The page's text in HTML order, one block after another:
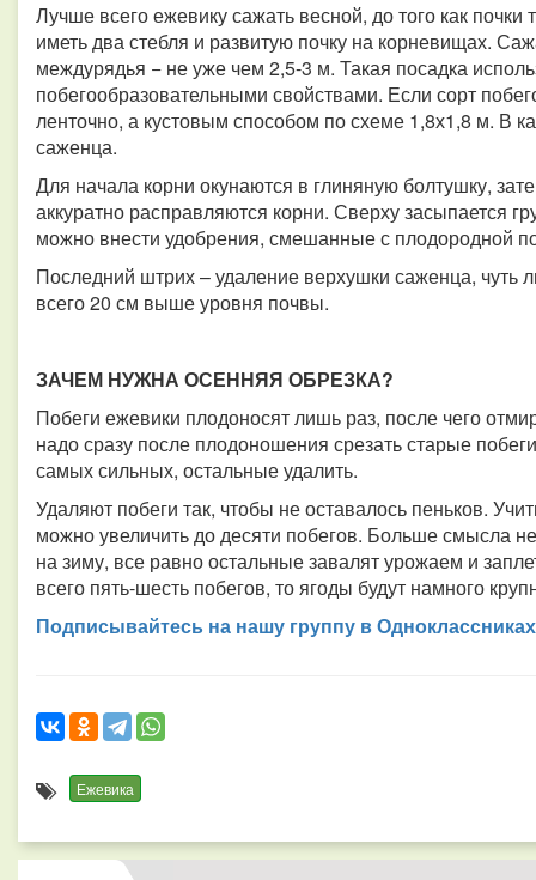
Лучше всего ежевику сажать весной, до того как
иметь два стебля и развитую почку на корневищах.
междурядья − не уже чем 2,5-3 м. Такая посадка
побегообразовательными свойствами. Если сорт
ленточно, а кустовым способом по схеме 1,8х1,8 м. В
саженца.
Для начала корни окунаются в глиняную болтушку,
аккуратно расправляются корни. Сверху засыпается
можно внести удобрения, смешанные с плодородной
Последний штрих – удаление верхушки саженца, чуть
всего 20 см выше уровня почвы.
ЗАЧЕМ НУЖНА ОСЕННЯЯ ОБРЕЗКА?
Побеги ежевики плодоносят лишь раз, после чего
надо сразу после плодоношения срезать старые
самых сильных, остальные удалить.
Удаляют побеги так, чтобы не оставалось пеньков.
можно увеличить до десяти побегов. Больше смысла
на зиму, все равно остальные завалят урожаем и
всего пять-шесть побегов, то ягоды будут намного
Подписывайтесь на нашу группу в Одноклассниках
Ежевика